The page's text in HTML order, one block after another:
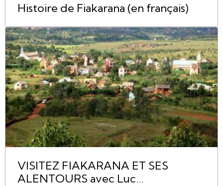
Histoire de Fiakarana (en français)
VISITEZ FIAKARANA ET SES
ALENTOURS avec Luc